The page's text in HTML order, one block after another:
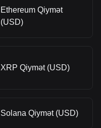
Ethereum Qiymət
(USD)
XRP Qiymət (USD)
Solana Qiymət (USD)